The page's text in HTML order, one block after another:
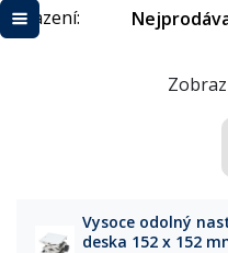
Řazení:
Vysoce odolný
deska 152 x 152